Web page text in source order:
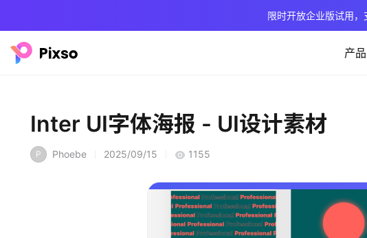
限时开放企业版试用
产品
Inter UI字体海报 - UI设计素材
P Phoebe 2025/09/15 1155